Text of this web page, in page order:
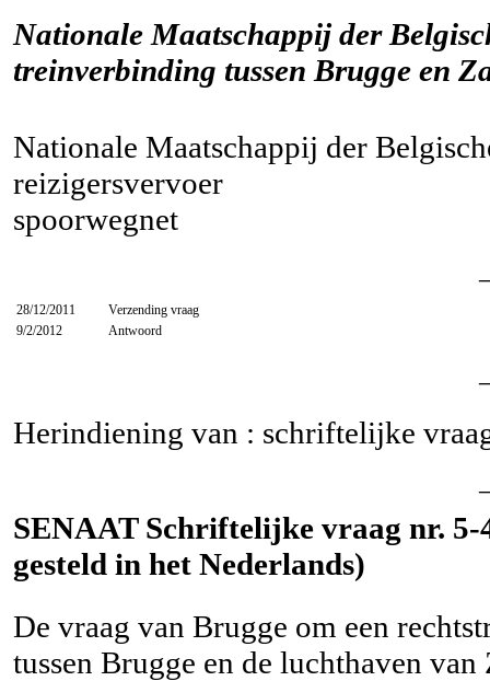
Nationale Maatschappij der
treinverbinding tussen Brugge en
Nationale Maatschappij der
reizigersvervoer
spoorwegnet
28/12/2011
Verzending vraag
9/2/2012
Antwoord
Herindiening van : schriftelijke
SENAAT Schriftelijke vraag nr. 5-
gesteld in het Nederlands)
De vraag van Brugge om een
tussen Brugge en de luchthaven